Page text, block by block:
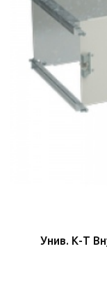
Унив. К-Т